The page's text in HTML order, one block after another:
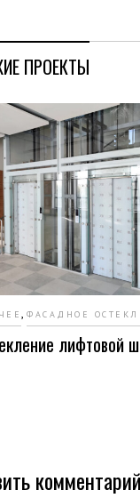
ПРОЕКТЫ
,ФАСАДНОЕ
лифтовой
комментарий